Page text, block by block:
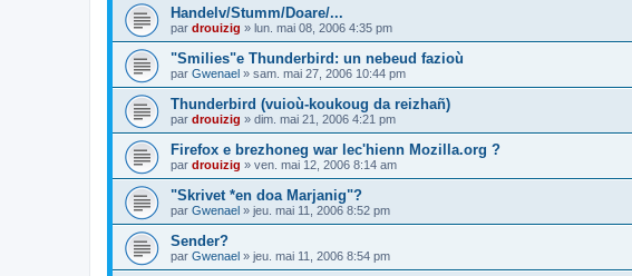
Handelv/Stumm/Doare/...
par drouizig » lun. mai 08, 2006 4:35 pm
"Smilies"e Thunderbird: un nebeud fazioù
par Gwenael » sam. mai 27, 2006 10:44 pm
Thunderbird (vuioù-koukoug da reizhañ)
par drouizig » dim. mai 21, 2006 4:21 pm
Firefox e brezhoneg war lec'hienn Mozilla.org ?
par drouizig » ven. mai 12, 2006 8:14 am
"Skrivet *en doa Marjanig"?
par Gwenael » jeu. mai 11, 2006 8:52 pm
Sender?
par Gwenael » jeu. mai 11, 2006 8:54 pm